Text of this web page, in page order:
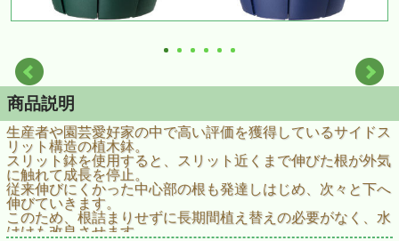
商品説明
生産者や園芸愛好家の中で高い評価を獲得しているサイドス
リット構造の植木鉢。
スリット鉢を使用すると、スリット近くまで伸びた根が外気
に触れて成長を停止。
従来伸びにくかった中心部の根も発達しはじめ、次々と下へ
伸びていきます。
このため、根詰まりせずに長期間植え替えの必要がなく、水
はけも改良させます。